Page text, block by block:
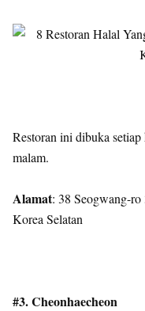
Restoran ini dibuka
malam.
Alamat: 38 Seogwang-
Korea Selatan
#3. Cheonhaecheon